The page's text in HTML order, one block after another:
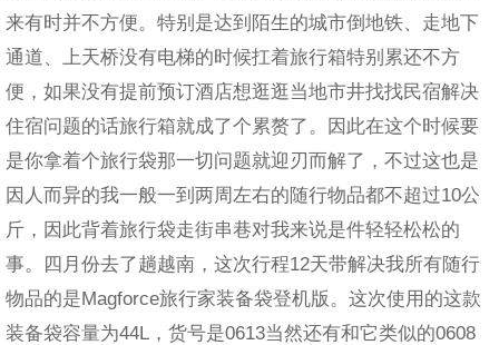
来有时并不方便。特别是达到陌生的城市倒地铁、走地下
通道、上天桥没有电梯的时候扛着旅行箱特别累还不方
便，如果没有提前预订酒店想逛逛当地市井找找民宿解决
住宿问题的话旅行箱就成了个累赘了。因此在这个时候要
是你拿着个旅行袋那一切问题就迎刃而解了，不过这也是
因人而异的我一般一到两周左右的随行物品都不超过10公
斤，因此背着旅行袋走街串巷对我来说是件轻轻松松的
事。四月份去了趟越南，这次行程12天带解决我所有随行
物品的是Magforce旅行家装备袋登机版。这次使用的这款
装备袋容量为44L，货号是0613当然还有和它类似的0608